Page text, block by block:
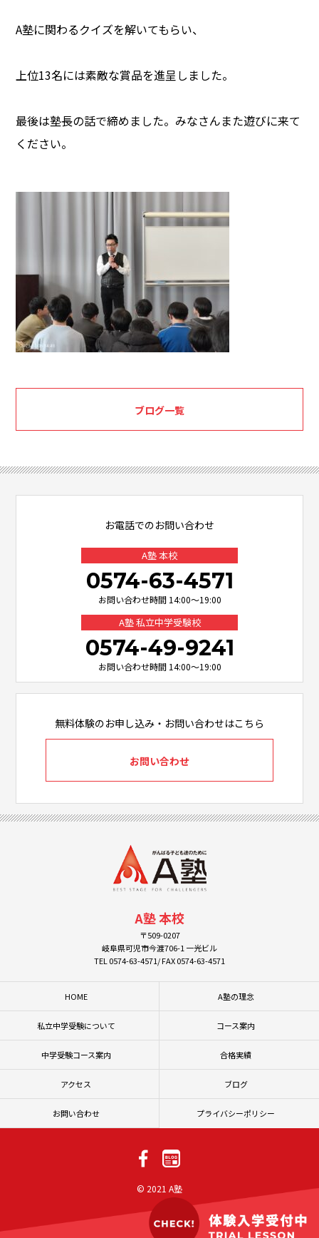
A塾に関わるクイズを解いてもらい、
上位13名には素敵な賞品を進呈しました。
最後は塾長の話で締めました。みなさんまた遊びに来て
ください。
ブログ一覧
お電話でのお問い合わせ
A塾 本校
0574-63-4571
お問い合わせ時間 14:00～19:00
A塾 私立中学受験校
0574-49-9241
お問い合わせ時間 14:00～19:00
無料体験のお申し込み・お問い合わせはこちら
お問い合わせ
A塾 本校
〒509-0207
岐阜県可児市今渡706-1 一光ビル
TEL 0574-63-4571/ FAX 0574-63-4571
HOME A塾の理念
私立中学受験について コース案内
中学受験コース案内 合格実績
アクセス ブログ
お問い合わせ プライバシーポリシー
© 2021 A塾